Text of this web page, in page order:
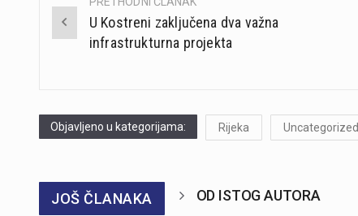
Post
navigation
U Kostreni zaključena dva važna
infrastrukturna projekta
Objavljeno u kategorijama: Rijeka Uncategorized
JOŠ ČLANAKA OD ISTOG AUTORA